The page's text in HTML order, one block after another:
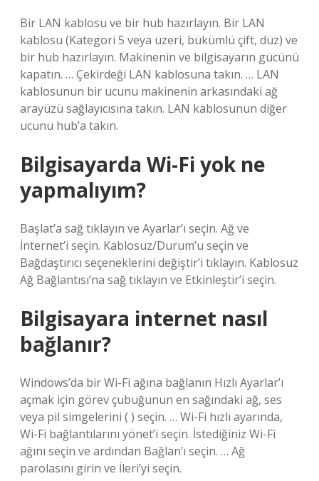
Bir LAN kablosu ve bir hub hazırlayın. Bir LAN
kablosu (Kategori 5 veya üzeri, bükümlü çift, düz) ve
bir hub hazırlayın. Makinenin ve bilgisayarın gücünü
kapatın. … Çekirdeği LAN kablosuna takın. … LAN
kablosunun bir ucunu makinenin arkasındaki ağ
arayüzü sağlayıcısına takın. LAN kablosunun diğer
ucunu hub’a takın.
Bilgisayarda Wi-Fi yok ne
yapmalıyım?
Başlat’a sağ tıklayın ve Ayarlar’ı seçin. Ağ ve
İnternet’i seçin. Kablosuz/Durum’u seçin ve
Bağdaştırıcı seçeneklerini değiştir’i tıklayın. Kablosuz
Ağ Bağlantısı’na sağ tıklayın ve Etkinleştir’i seçin.
Bilgisayara internet nasıl
bağlanır?
Windows’da bir Wi-Fi ağına bağlanın Hızlı Ayarlar’ı
açmak için görev çubuğunun en sağındaki ağ, ses
veya pil simgelerini ( ) seçin. … Wi-Fi hızlı ayarında,
Wi-Fi bağlantılarını yönet’i seçin. İstediğiniz Wi-Fi
ağını seçin ve ardından Bağlan’ı seçin. … Ağ
parolasını girin ve İleri’yi seçin.